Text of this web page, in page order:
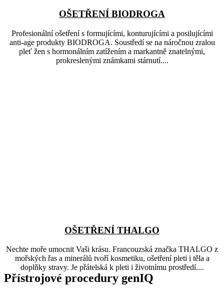
OŠETŘENÍ BIODROGA
Profesionální ošetření s formujícími, konturujícími a posilujícími
anti-age produkty BIODROGA. Soustředí se na náročnou zralou
pleť žen s hormonálním zatížením a markantně znatelnými,
prokreslenými známkami stárnutí....
OŠETŘENÍ THALGO
Nechte moře umocnit Vaši krásu. Francouzská značka THALGO z
mořských řas a minerálů tvoří kosmetiku, ošetření pleti i těla a
doplňky stravy. Je přátelská k pleti i životnímu prostředí....
Přístrojové procedury genIQ